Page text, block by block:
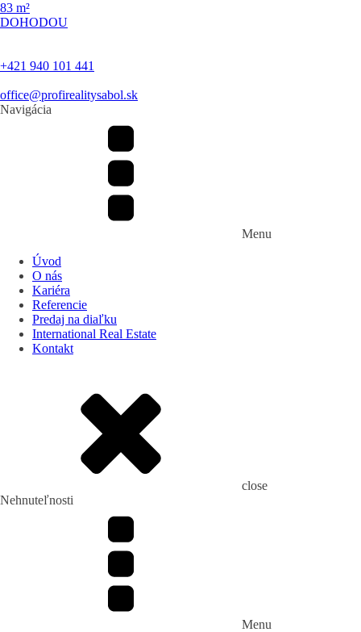
83 m²
DOHODOU
+421 940 101 441
office@profirealitysabol.sk
Navigácia
Menu
Úvod
O nás
Kariéra
Referencie
Predaj na diaľku
International Real Estate
Kontakt
close
Nehnuteľnosti
Menu